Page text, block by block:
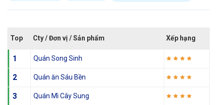
Top Cty / Đơn vị / Sản phẩm Xếp hạng
1 Quán Song Sinh
2 Quán ăn Sáu Bền
3 Quán Mì Cây Sung